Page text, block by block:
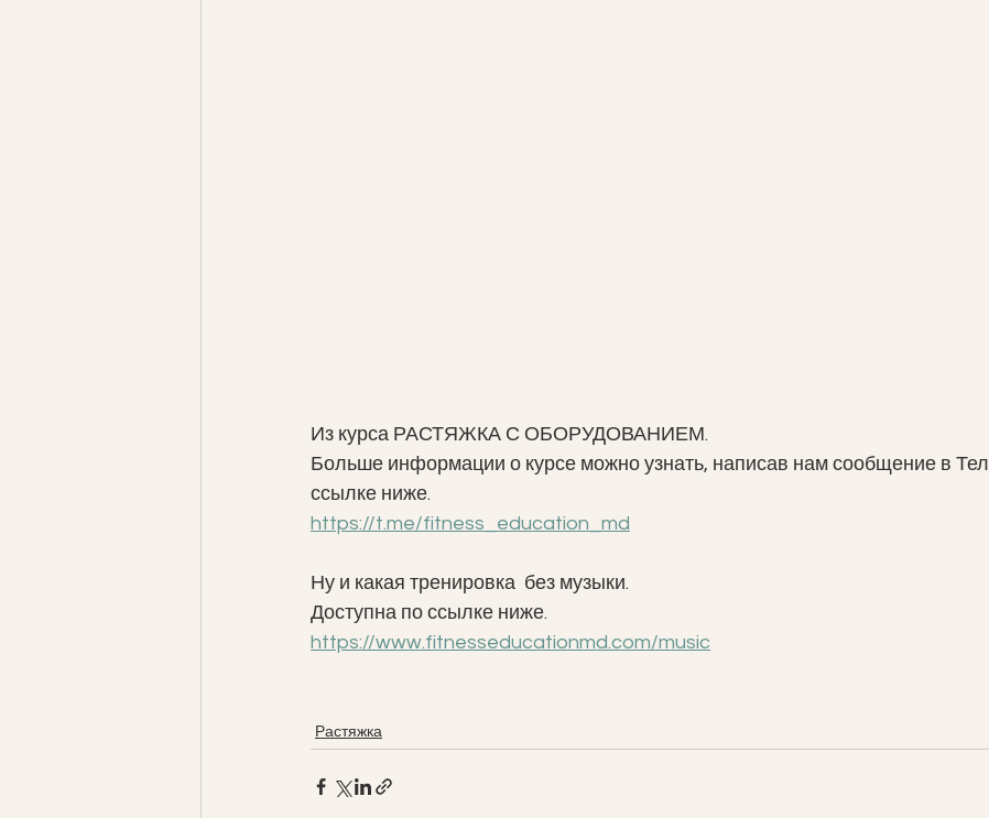
Из курса РАСТЯЖКА С ОБОРУДОВАНИЕМ.
Больше информации о курсе можно узнать, написав нам сообщение в
ссылке ниже.
https://t.me/fitness_education_md
Ну и какая тренировка  без музыки.
Доступна по ссылке ниже.
https://www.fitnesseducationmd.com/music
Растяжка